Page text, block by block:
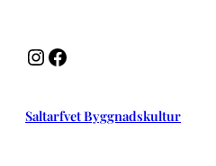
innehåll
Instagram
Facebook
Saltarfvet Byggnadskultur